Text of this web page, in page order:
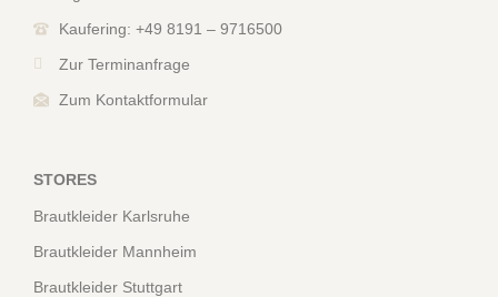
Kaufering: +49 8191 – 9716500
Zur Terminanfrage
Zum Kontaktformular
STORES
Brautkleider Karlsruhe
Brautkleider Mannheim
Brautkleider Stuttgart